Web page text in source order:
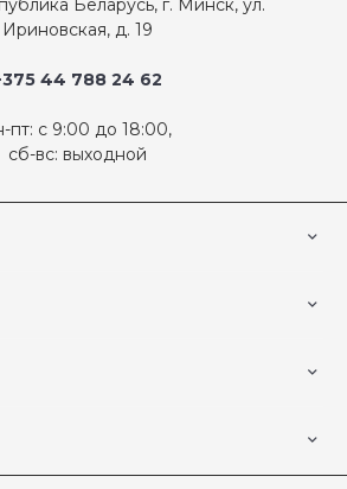
Беларусь, г. Минск, ул.
Ириновская, д. 19
44 788 24 62
пт: с 9:00 до 18:00,
сб-вс: выходной